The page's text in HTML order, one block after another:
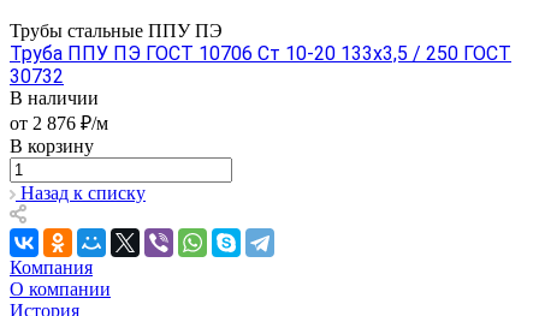
Трубы стальные ППУ ПЭ
Труба ППУ ПЭ ГОСТ 10706 Ст 10-20 133x3,5 / 250 ГОСТ
30732
В наличии
от 2 876 ₽/м
В корзину
Назад к списку
Компания
О компании
История